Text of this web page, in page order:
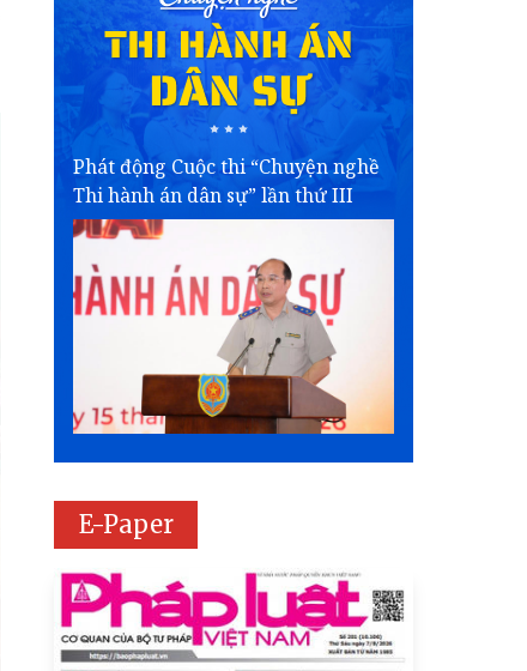
Phát động Cuộc thi “Chuyện nghề
Thi hành án dân sự” lần thứ III
E-Paper